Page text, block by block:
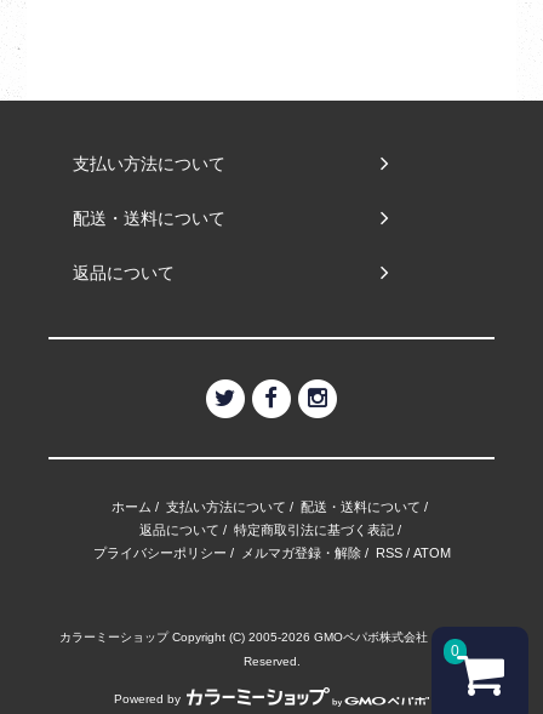
0
支払い方法について
配送・送料について
返品について
ホーム / 支払い方法について / 配送・送料について /
返品について / 特定商取引法に基づく表記/
プライバシーポリシー / メルマガ登録・解除/ RSS/ ATOM
カラーミーショップCopyright (C) 2005-2026 GMOペパボ株式会社 All Rights
Reserved.
Powered by